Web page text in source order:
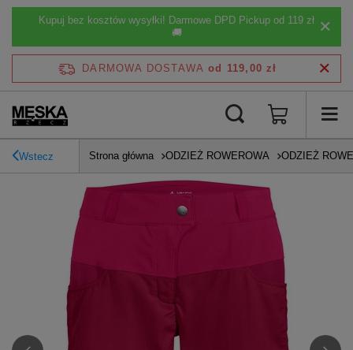
Kupuj bez kosztów wysyłki! Darmowe DPD Pickup od 119 zł
🚚
DARMOWA DOSTAWA od 119,00 zł
Wstecz Strona główna ODZIEŻ ROWEROWA ODZIEŻ